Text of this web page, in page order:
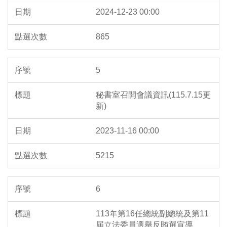
2024-12-23 00:00
865
5
秘書室召開會議資訊(115.7.15更
新)
2023-11-16 00:00
5215
6
113年第16任總統副總統及第11
屆立法委員選舉反賄選宣導